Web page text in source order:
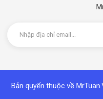
Bản quyển thuộc về